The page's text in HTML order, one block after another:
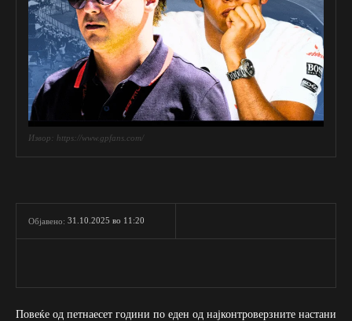
Извор: https://www.gpfans.com/
Објавено: 31.10.2025 во 11:20
Повеќе од петнаесет години по еден од најконтроверзните настани